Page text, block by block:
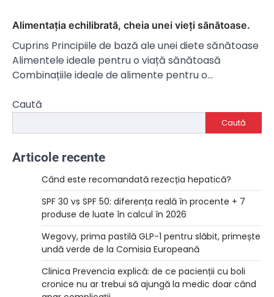
Alimentația echilibrată, cheia unei vieți sănătoase.
Cuprins Principiile de bază ale unei diete sănătoase
Alimentele ideale pentru o viață sănătoasă
Combinațiile ideale de alimente pentru o…
Caută
Caută
Articole recente
Când este recomandată rezecția hepatică?
SPF 30 vs SPF 50: diferența reală în procente + 7
produse de luate în calcul în 2026
Wegovy, prima pastilă GLP-1 pentru slăbit, primește
undă verde de la Comisia Europeană
Clinica Prevencia explică: de ce pacienții cu boli
cronice nu ar trebui să ajungă la medic doar când